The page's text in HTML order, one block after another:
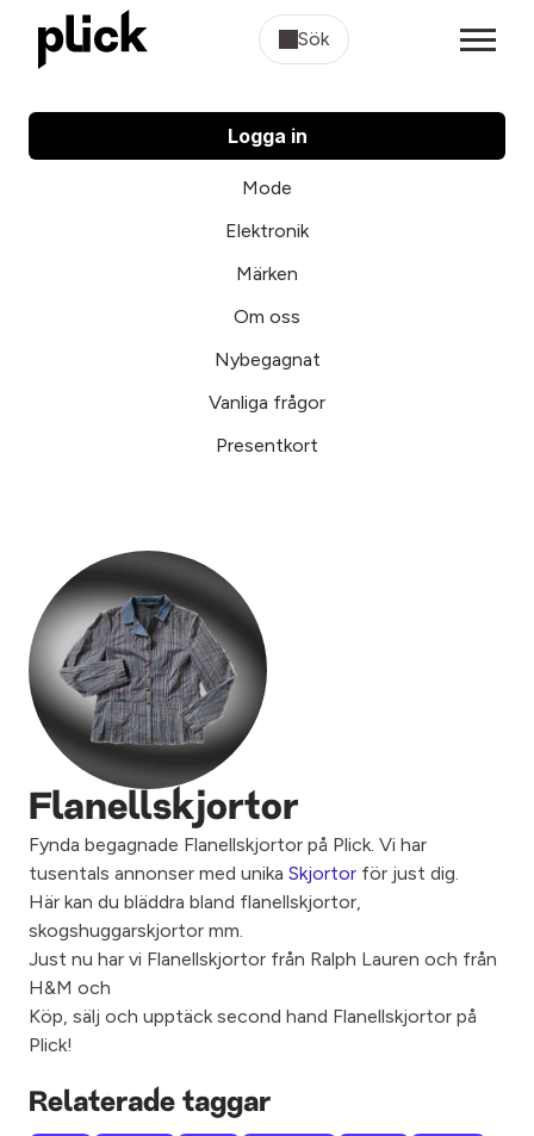
Sök
Logga in
Mode
Elektronik
Märken
Om oss
Nybegagnat
Vanliga frågor
Presentkort
Flanellskjortor
Fynda begagnade Flanellskjortor på Plick. Vi har
tusentals annonser med unika Skjortor för just dig.
Här kan du bläddra bland flanellskjortor,
skogshuggarskjortor mm.
Just nu har vi Flanellskjortor från Ralph Lauren och från
H&M och
Köp, sälj och upptäck second hand Flanellskjortor på
Plick!
Relaterade taggar